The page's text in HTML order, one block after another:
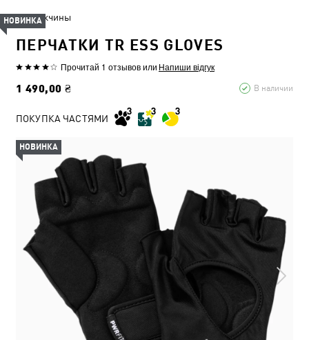
Мужчины
ПЕРЧАТКИ TR ESS GLOVES
Прочитай 1 отзывовили Напиши відгук
1 490,00 ₴ В наличии
НОВИНКА
ПОКУПКА ЧАСТЯМИ
НОВИНКА